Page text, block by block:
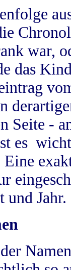
war,
das
Seite -
es
und Jahr.